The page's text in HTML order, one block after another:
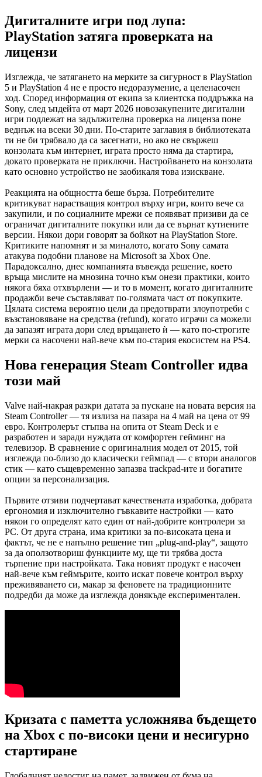
Дигиталните игри под лупа:
PlayStation затяга проверката на
лицензи
Изглежда, че затягането на мерките за сигурност в PlayStation
5 и PlayStation 4 не е просто недоразумение, а целенасочен
ход. Според информация от екипа за клиентска поддръжка на
Sony, след ъпдейта от март 2026 новозакупените дигитални
игри подлежат на задължителна проверка на лиценза поне
веднъж на всеки 30 дни. По-старите заглавия в библиотеката
ти не би трябвало да са засегнати, но ако не свържеш
конзолата към интернет, играта просто няма да стартира,
докато проверката не приключи. Настройването на конзолата
като основно устройство не заобикаля това изискване.
Реакцията на общността беше бърза. Потребителите
критикуват нарастващия контрол върху игри, които вече са
закупили, и по социалните мрежи се появяват призиви да се
ограничат дигиталните покупки или да се върнат кутиените
версии. Някои дори говорят за бойкот на PlayStation Store.
Критиките напомнят и за миналото, когато Sony самата
атакува подобни планове на Microsoft за Xbox One.
Парадоксално, днес компанията въвежда решение, което
връща мислите на мнозина точно към онези практики, които
някога бяха отхвърлени — и то в момент, когато дигиталните
продажби вече съставляват по-голямата част от покупките.
Цялата система вероятно цели да предотврати злоупотреби с
възстановяване на средства (refund), когато играчи са можели
да запазят играта дори след връщането ѝ — като по-строгите
мерки са насочени най-вече към по-стария екосистем на PS4.
Нова генерация Steam Controller идва
този май
Valve най-накрая разкри датата за пускане на новата версия на
Steam Controller — тя излиза на пазара на 4 май на цена от 99
евро. Контролерът стъпва на опита от Steam Deck и е
разработен и заради нуждата от комфортен гейминг на
телевизор. В сравнение с оригиналния модел от 2015, той
изглежда по-близо до класически геймпад — с втори аналогов
стик — като същевременно запазва trackpad-ите и богатите
опции за персонализация.
Първите отзиви подчертават качествената изработка, добрата
ергономия и изключително гъвкавите настройки — като
някои го определят като един от най-добрите контролери за
PC. От друга страна, има критики за по-високата цена и
фактът, че не е напълно решение тип „plug-and-play“, защото
за да оползотвориш функциите му, ще ти трябва доста
търпение при настройката. Така новият продукт е насочен
най-вече към геймърите, които искат повече контрол върху
преживяването си, макар за феновете на традиционните
подредби да може да изглежда донякъде експериментален.
Кризата с паметта усложнява бъдещето
на Xbox с по-високи цени и несигурно
стартиране